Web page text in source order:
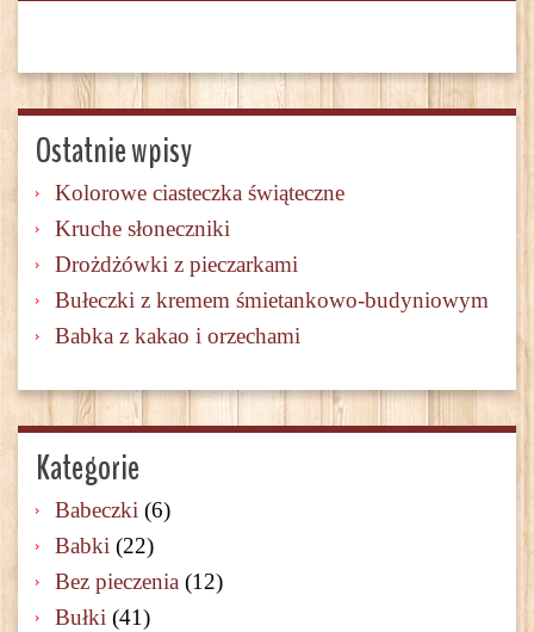
Ostatnie wpisy
Kolorowe ciasteczka świąteczne
Kruche słoneczniki
Drożdżówki z pieczarkami
Bułeczki z kremem śmietankowo-budyniowym
Babka z kakao i orzechami
Kategorie
Babeczki (6)
Babki (22)
Bez pieczenia (12)
Bułki (41)